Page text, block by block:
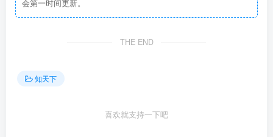
会第一时间更新。
THE END
知天下
喜欢就支持一下吧